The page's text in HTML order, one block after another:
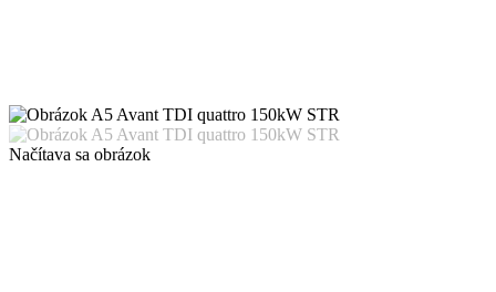
Načítava sa obrázok